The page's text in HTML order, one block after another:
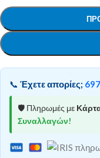
📞 Έχετε απορίες;
🛡️ Πληρωμές με
Συναλλαγών!